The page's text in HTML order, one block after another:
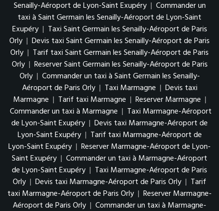
Senailly-Aéroport de Lyon-Saint Exupéry | Commander un
taxi à Saint Germain les Senailly-Aéroport de Lyon-Saint
Exupéry | Taxi Saint Germain les Senailly-Aéroport de Paris
Orly | Devis taxi Saint Germain les Senailly-Aéroport de Paris
Orly | Tarif taxi Saint Germain les Senailly-Aéroport de Paris
Orly | Reserver Saint Germain les Senailly-Aéroport de Paris
Orly | Commander un taxi à Saint Germain les Senailly-
Aéroport de Paris Orly | Taxi Marmagne | Devis taxi
Marmagne | Tarif taxi Marmagne | Reserver Marmagne |
Commander un taxi à Marmagne | Taxi Marmagne-Aéroport
de Lyon-Saint Exupéry | Devis taxi Marmagne-Aéroport de
Lyon-Saint Exupéry | Tarif taxi Marmagne-Aéroport de
Lyon-Saint Exupéry | Reserver Marmagne-Aéroport de Lyon-
Saint Exupéry | Commander un taxi à Marmagne-Aéroport
de Lyon-Saint Exupéry | Taxi Marmagne-Aéroport de Paris
Orly | Devis taxi Marmagne-Aéroport de Paris Orly | Tarif
taxi Marmagne-Aéroport de Paris Orly | Reserver Marmagne-
Aéroport de Paris Orly | Commander un taxi à Marmagne-